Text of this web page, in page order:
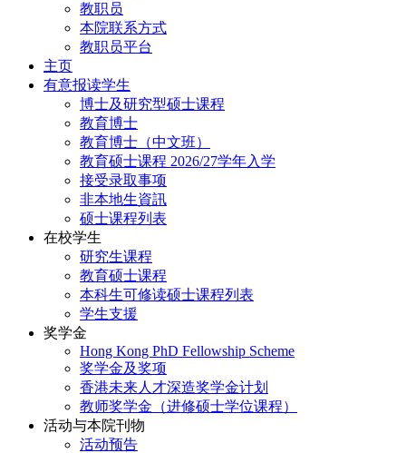
教职员
本院联系方式
教职员平台
主页
有意报读学生
博士及研究型硕士课程
教育博士
教育博士（中文班）
教育硕士课程 2026/27学年入学
接受录取事项
非本地生資訊
硕士课程列表
在校学生
研究生课程
教育硕士课程
本科生可修读硕士课程列表
学生支援
奖学金
Hong Kong PhD Fellowship Scheme
奖学金及奖项
香港未来人才深造奖学金计划
教师奖学金（进修硕士学位课程）
活动与本院刊物
活动预告